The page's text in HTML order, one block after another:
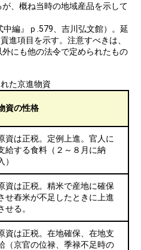
、概ね当時の地域産品を示して
編』ｐ.579、吉川弘文館）。延
進項目を示す。注意すべきは、
にも他の法令で定められたもの
た京進物資
資の性格
資は正税。定例上進。官人に
給する食料（２～８月に納
）
資は正税。精米で産地に確保
せ舂米が不足したときに上進
せる。
資は正税。在地確保、在地支
（京官の位禄、季禄不足時の